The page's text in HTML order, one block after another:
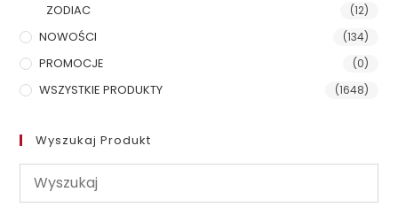
ZODIAC (12)
NOWOŚCI (134)
PROMOCJE (0)
WSZYSTKIE PRODUKTY (1648)
Wyszukaj Produkt